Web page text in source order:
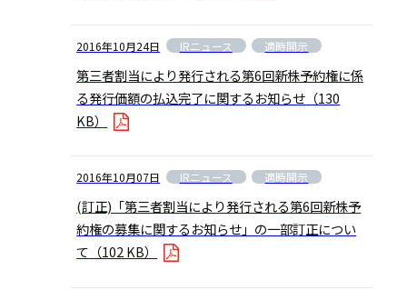
2016年10月24日 IRニュース 適時開示
第三者割当により発行される第6回新株予約権に係
る発行価額の払込完了に関するお知らせ （130
KB）
2016年10月07日 IRニュース 適時開示
(訂正)「第三者割当により発行される第6回新株予
約権の募集に関するお知らせ」の一部訂正につい
て （102 KB）